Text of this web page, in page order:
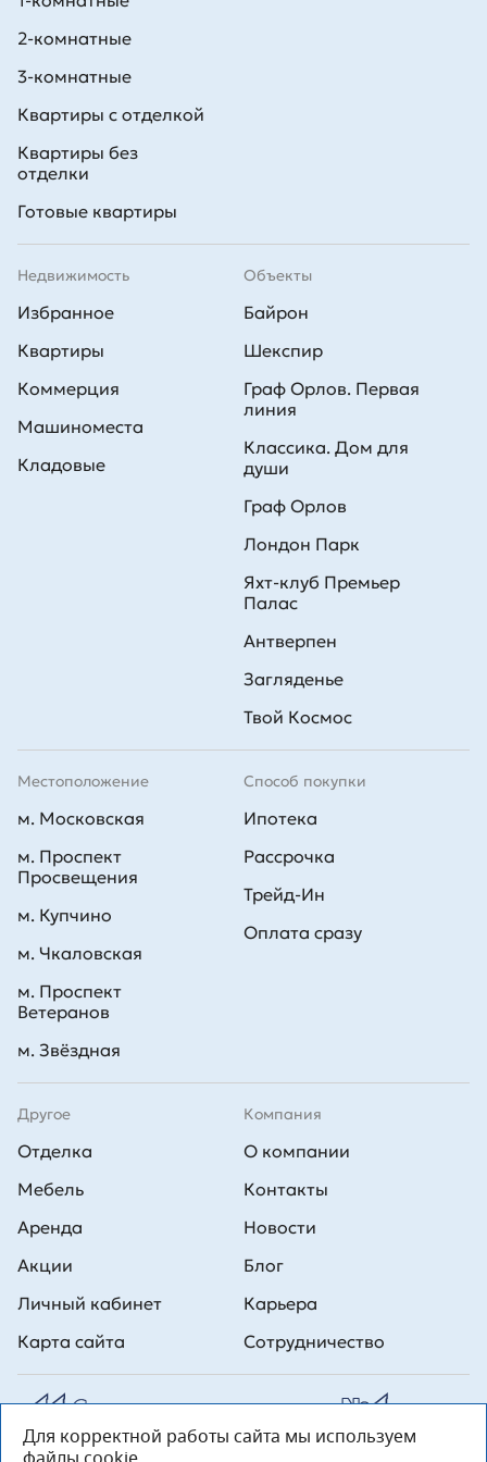
На первых этажах корпусов находятся помещения коммерческого
объекты инфраструктуры.
2-комнатные
3-комнатные
Квартиры с отделкой
Квартиры без
отделки
Готовые квартиры
Недвижимость
Избранное
Квартиры
Коммерция
Машиноместа
Кладовые
Способ покупки
Ипотека
Рассрочка
Трейд-Ин
Оплата сразу
Объекты
Байрон
Шекспир
Граф Орлов. Первая
линия
Классика. Дом для
души
Граф Орлов
Лондон Парк
Яхт-клуб Премьер
Палас
Антверпен
Загляденье
Твой Космос
Другое
Отделка
Мебель
Аренда
Акции
Личный кабинет
Карта сайта
Компания
О компании
Контакты
Новости
Блог
Карьера
Сотрудничество
Местоположение
м. Московская
м. Проспект
Просвещения
м. Купчино
м. Чкаловская
м. Проспект
Ветеранов
м. Звёздная
Все права на публикуемые на сайте материалы принадлежат
Для корректной работы сайта мы используем